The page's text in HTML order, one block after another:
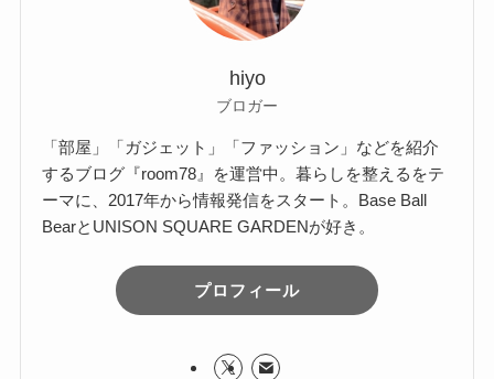
hiyo
ブロガー
「部屋」「ガジェット」「ファッション」などを紹介
するブログ『room78』を運営中。暮らしを整えるをテ
ーマに、2017年から情報発信をスタート。Base Ball
BearとUNISON SQUARE GARDENが好き。
プロフィール